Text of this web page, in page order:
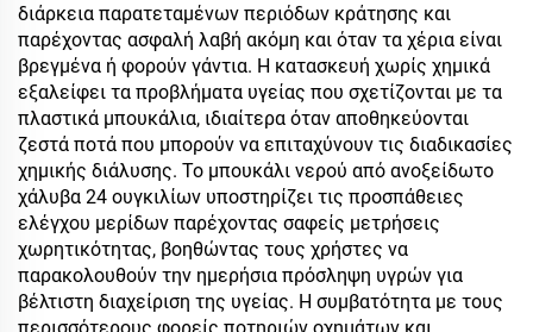
διάρκεια παρατεταμένων περιόδων κράτησης και
παρέχοντας ασφαλή λαβή ακόμη και όταν τα χέρια είναι
βρεγμένα ή φορούν γάντια. Η κατασκευή χωρίς χημικά
εξαλείφει τα προβλήματα υγείας που σχετίζονται με τα
πλαστικά μπουκάλια, ιδιαίτερα όταν αποθηκεύονται
ζεστά ποτά που μπορούν να επιταχύνουν τις διαδικασίες
χημικής διάλυσης. Το μπουκάλι νερού από ανοξείδωτο
χάλυβα 24 ουγκιλίων υποστηρίζει τις προσπάθειες
ελέγχου μερίδων παρέχοντας σαφείς μετρήσεις
χωρητικότητας, βοηθώντας τους χρήστες να
παρακολουθούν την ημερήσια πρόσληψη υγρών για
βέλτιστη διαχείριση της υγείας. Η συμβατότητα με τους